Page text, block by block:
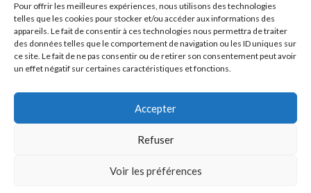
Pour offrir les meilleures expériences, nous utilisons des technologies
telles que les cookies pour stocker et/ou accéder aux informations des
appareils. Le fait de consentir à ces technologies nous permettra de traiter
des données telles que le comportement de navigation ou les ID uniques sur
ce site. Le fait de ne pas consentir ou de retirer son consentement peut avoir
un effet négatif sur certaines caractéristiques et fonctions.
Accepter
Refuser
Voir les préférences
0692 42 38 80
Suivez-nous sur